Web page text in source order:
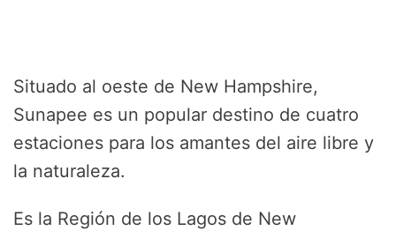
Situado al oeste de New Hampshire,
Sunapee es un popular destino de cuatro
estaciones para los amantes del aire libre y
la naturaleza.
Es la Región de los Lagos de New